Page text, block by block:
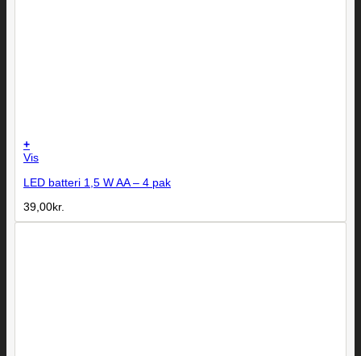
+
Vis
LED batteri 1,5 W AA – 4 pak
39,00kr.